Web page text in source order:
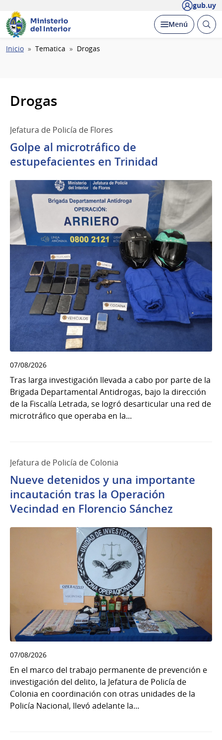
gub.uy
Ministerio
del Interior
Desplegar
Menú Abrir
Ruta
Inicio Tematica Drogas
Drogas
Jefatura de Policía de Flores
Golpe al microtráfico de
estupefacientes en Trinidad
07/08/2026
Tras larga investigación llevada a cabo por parte de la
Brigada Departamental Antidrogas, bajo la dirección
de la Fiscalía Letrada, se logró desarticular una red de
microtráfico que operaba en la...
Jefatura de Policía de Colonia
Nueve detenidos y una importante
incautación tras la Operación
Vecindad en Florencio Sánchez
07/08/2026
En el marco del trabajo permanente de prevención e
investigación del delito, la Jefatura de Policía de
Colonia en coordinación con otras unidades de la
Policía Nacional, llevó adelante la...